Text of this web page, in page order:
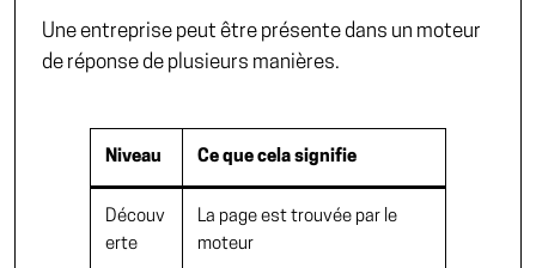
Une entreprise peut être présente dans un moteur
de réponse de plusieurs manières.
Niveau Ce que cela signifie
Découv
erte
La page est trouvée par le
moteur